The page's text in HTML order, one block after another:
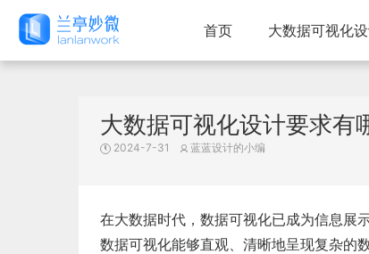
首页 大数据可视化
大数据可视化设计要求有
2024-7-31 蓝蓝设计的小编
在大数据时代，数据可视化已成为信息展
数据可视化能够直观、清晰地呈现复杂的